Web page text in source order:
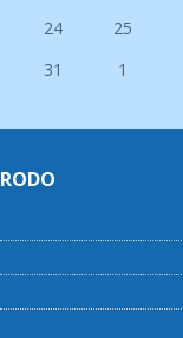
24
25
31
1
RODO